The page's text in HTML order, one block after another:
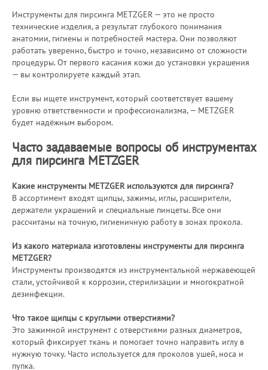
Инструменты для пирсинга METZGER — это не просто
технические изделия, а результат глубокого понимания
анатомии, гигиены и потребностей мастера. Они позволяют
работать уверенно, быстро и точно, независимо от сложности
процедуры. От первого касания кожи до установки украшения
— вы контролируете каждый этап.
Если вы ищете инструмент, который соответствует вашему
уровню ответственности и профессионализма, — METZGER
будет надёжным выбором.
Часто задаваемые вопросы об инструментах
для пирсинга METZGER
Какие инструменты METZGER используются для пирсинга?
В ассортимент входят щипцы, зажимы, иглы, расширители,
держатели украшений и специальные пинцеты. Все они
рассчитаны на точную, гигиеничную работу в зонах прокола.
Из какого материала изготовлены инструменты для пирсинга
METZGER?
Инструменты производятся из инструментальной нержавеющей
стали, устойчивой к коррозии, стерилизации и многократной
дезинфекции.
Что такое щипцы с круглыми отверстиями?
Это зажимной инструмент с отверстиями разных диаметров,
который фиксирует ткань и помогает точно направить иглу в
нужную точку. Часто используется для проколов ушей, носа и
пупка.